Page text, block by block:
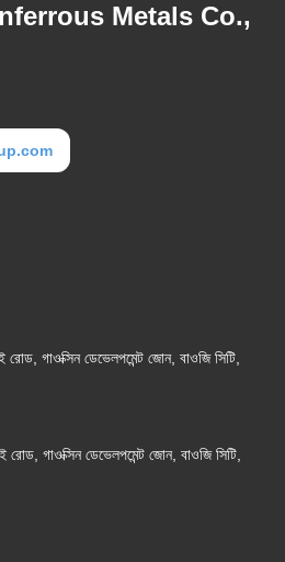
Metals Co.,
রোড, গাওক্সিন ডেভেলপমেন্ট জোন, বাওজি সিটি,
রোড, গাওক্সিন ডেভেলপমেন্ট জোন, বাওজি সিটি,